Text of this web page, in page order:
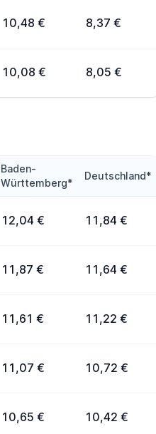
10,48 € 8,37 €
10,08 € 8,05 €
Baden-
Württemberg*
Deutschland*
12,04 € 11,84 €
11,87 € 11,64 €
11,61 € 11,22 €
11,07 € 10,72 €
10,65 € 10,42 €